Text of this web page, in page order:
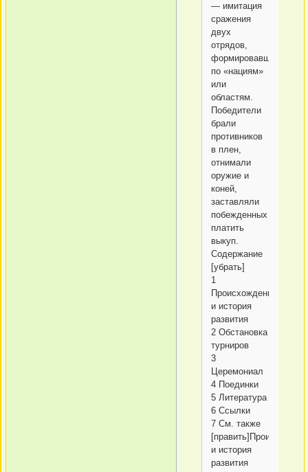
— имитация
сражения
двух
отрядов,
формировавшихся
по «нациям»
или
областям.
Победители
брали
противников
в плен,
отнимали
оружие и
коней,
заставляли
побежденных
платить
выкуп.
Содержание
[убрать]
1
Происхождение
и история
развития
2 Обстановка
турниров
3
Церемониал
4 Поединки
5 Литература
6 Ссылки
7 См. также
и история
развития